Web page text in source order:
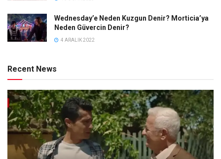
Wednesday’e Neden Kuzgun Denir? Morticia’ya
Neden Güvercin Denir?
4 ARALIK 2022
Recent News